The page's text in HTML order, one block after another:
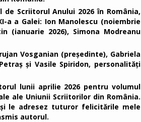
Scriitorul Anului 2026 în România,
a Galei: Ion Manolescu (noiembrie
(ianuarie 2026), Simona Modreanu
Vosganian (președinte), Gabriela
și Vasile Spiridon, personalități
lunii aprilie 2026 pentru volumul
ale Uniunii Scriitorilor din România.
le adresez tuturor felicitările mele
autorul.